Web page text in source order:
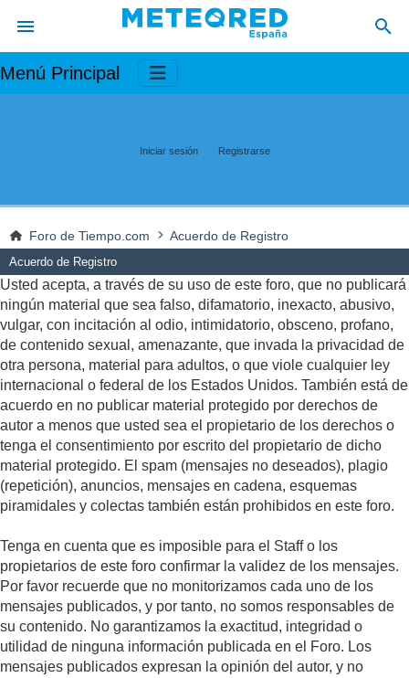
Menú Principal
Iniciar sesión Registrarse
Foro de Tiempo.com Acuerdo de Registro
Acuerdo de Registro
Usted acepta, a través de su uso de este foro, que no publicará
ningún material que sea falso, difamatorio, inexacto, abusivo,
vulgar, con incitación al odio, intimidatorio, obsceno, profano,
de contenido sexual, amenazante, que invada la privacidad de
otra persona, material para adultos, o que viole cualquier ley
internacional o federal de los Estados Unidos. También está de
acuerdo en no publicar material protegido por derechos de
autor a menos que usted sea el propietario de los derechos o
tenga el consentimiento por escrito del propietario de dicho
material protegido. El spam (mensajes no deseados), plagio
(repetición), anuncios, mensajes en cadena, esquemas
piramidales y colectas también están prohibidos en este foro.
Tenga en cuenta que es imposible para el Staff o los
propietarios de este foro confirmar la validez de los mensajes.
Por favor recuerde que no monitorizamos cada uno de los
mensajes publicados, y por tanto, no somos responsables de
su contenido. No garantizamos la exactitud, integridad o
utilidad de ninguna información publicada en el Foro. Los
mensajes publicados expresan la opinión del autor, y no